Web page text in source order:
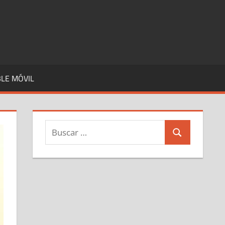
MÓVIL
Buscar:
Buscar